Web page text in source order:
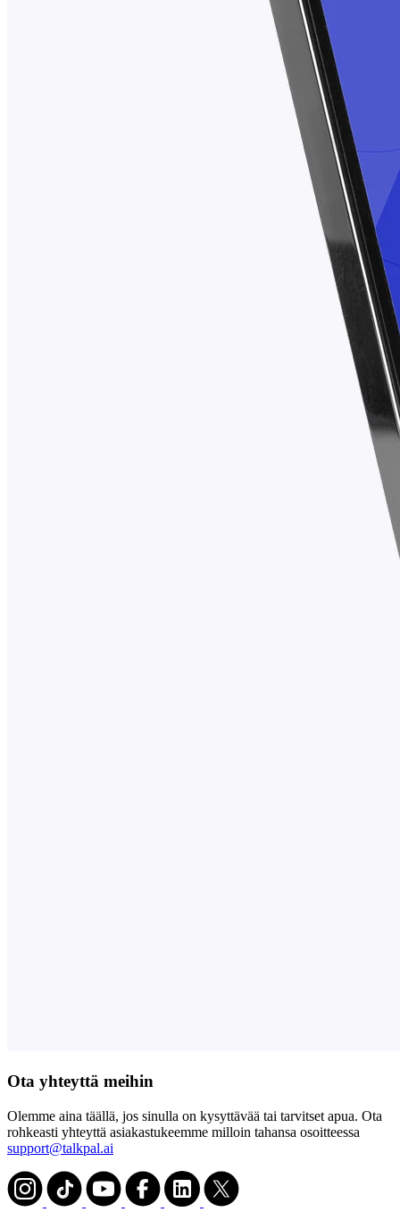
Ota yhteyttä meihin
Olemme aina täällä, jos sinulla on kysyttävää tai tarvitset apua. Ota
rohkeasti yhteyttä asiakastukeemme milloin tahansa osoitteessa
support@talkpal.ai